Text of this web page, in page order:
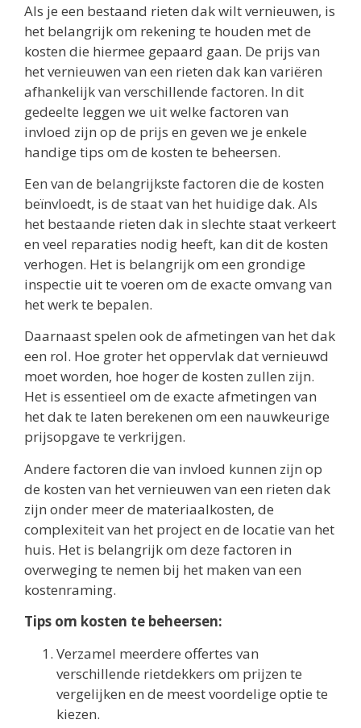
Als je een bestaand rieten dak wilt vernieuwen, is
het belangrijk om rekening te houden met de
kosten die hiermee gepaard gaan. De prijs van
het vernieuwen van een rieten dak kan variëren
afhankelijk van verschillende factoren. In dit
gedeelte leggen we uit welke factoren van
invloed zijn op de prijs en geven we je enkele
handige tips om de kosten te beheersen.
Een van de belangrijkste factoren die de kosten
beïnvloedt, is de staat van het huidige dak. Als
het bestaande rieten dak in slechte staat verkeert
en veel reparaties nodig heeft, kan dit de kosten
verhogen. Het is belangrijk om een grondige
inspectie uit te voeren om de exacte omvang van
het werk te bepalen.
Daarnaast spelen ook de afmetingen van het dak
een rol. Hoe groter het oppervlak dat vernieuwd
moet worden, hoe hoger de kosten zullen zijn.
Het is essentieel om de exacte afmetingen van
het dak te laten berekenen om een nauwkeurige
prijsopgave te verkrijgen.
Andere factoren die van invloed kunnen zijn op
de kosten van het vernieuwen van een rieten dak
zijn onder meer de materiaalkosten, de
complexiteit van het project en de locatie van het
huis. Het is belangrijk om deze factoren in
overweging te nemen bij het maken van een
kostenraming.
Tips om kosten te beheersen:
Verzamel meerdere offertes van
verschillende rietdekkers om prijzen te
vergelijken en de meest voordelige optie te
kiezen.